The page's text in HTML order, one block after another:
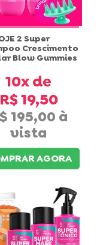
2 Super
Crescimento
Blow Gummies
195,00
10x
R$ 19,50
AGORA